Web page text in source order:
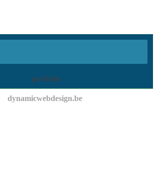
portfolio
dynamicwebdesign.be